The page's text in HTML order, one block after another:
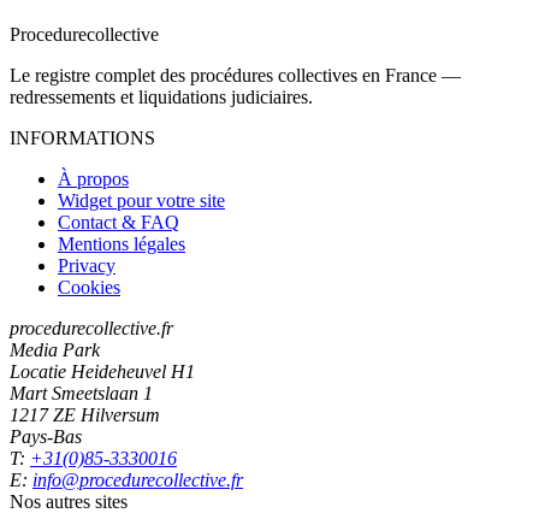
Procedurecollective
Le registre complet des procédures collectives en France —
redressements et liquidations judiciaires.
INFORMATIONS
À propos
Widget pour votre site
Contact & FAQ
Mentions légales
Privacy
Cookies
procedurecollective.fr
Media Park
Locatie Heideheuvel H1
Mart Smeetslaan 1
1217 ZE Hilversum
Pays-Bas
T: +31(0)85-3330016
E: info@procedurecollective.fr
Nos autres sites